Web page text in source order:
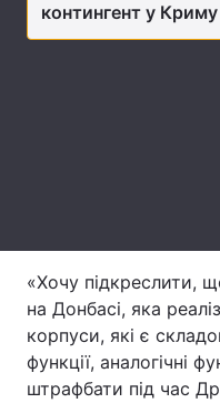
Цікавинки
Архів
Контакти
Послуги
контингент у
«Хочу підкреслити,
на Донбасі, яка
корпуси, які є
функції, аналогічні
штрафбати під час